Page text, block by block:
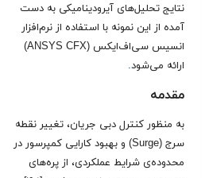
نتایج تحلیل‌های آیرودینامیکی به دست
آمده از این نمونه با استفاده از نرم‌افزار
انسیس سی‌اف‌ایکس (ANSYS CFX)
ارائه می‌شود.
مقدمه
به منظور کنترل دبی جریان، تغییر نقطه
سرج (Surge) و بهبود کارایی کمپرسور در
محدوده‌ی شرایط عملکردی، از پره‌های